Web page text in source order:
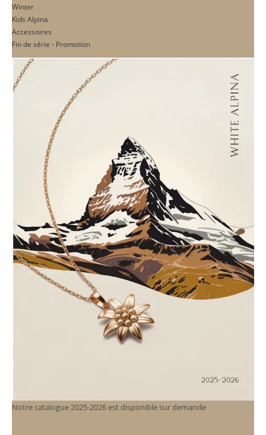
Winter
Kids Alpina
Accessoires
Fin de série - Promotion
Notre catalogue 2025-2026 est disponible sur demande